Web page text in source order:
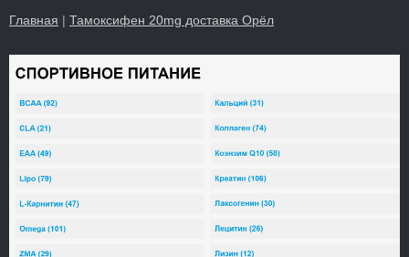
Главная | Тамоксифен 20mg доставка Орёл